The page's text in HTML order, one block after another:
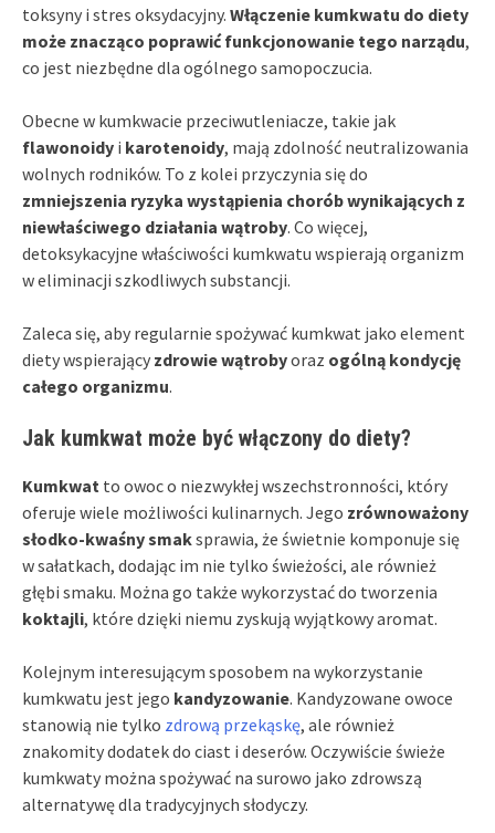
toksyny i stres oksydacyjny. Włączenie kumkwatu do diety
może znacząco poprawić funkcjonowanie tego narządu,
co jest niezbędne dla ogólnego samopoczucia.
Obecne w kumkwacie przeciwutleniacze, takie jak
flawonoidy i karotenoidy, mają zdolność neutralizowania
wolnych rodników. To z kolei przyczynia się do
zmniejszenia ryzyka wystąpienia chorób wynikających z
niewłaściwego działania wątroby. Co więcej,
detoksykacyjne właściwości kumkwatu wspierają organizm
w eliminacji szkodliwych substancji.
Zaleca się, aby regularnie spożywać kumkwat jako element
diety wspierający zdrowie wątrobyoraz ogólną kondycję
całego organizmu.
Jak kumkwat może być włączony do diety?
Kumkwat to owoc o niezwykłej wszechstronności, który
oferuje wiele możliwości kulinarnych. Jego zrównoważony
słodko-kwaśny smaksprawia, że świetnie komponuje się
w sałatkach, dodając im nie tylko świeżości, ale również
głębi smaku. Można go także wykorzystać do tworzenia
koktajli, które dzięki niemu zyskują wyjątkowy aromat.
Kolejnym interesującym sposobem na wykorzystanie
kumkwatu jest jego kandyzowanie. Kandyzowane owoce
stanowią nie tylko zdrową przekąskę, ale również
znakomity dodatek do ciast i deserów. Oczywiście świeże
kumkwaty można spożywać na surowo jako zdrowszą
alternatywę dla tradycyjnych słodyczy.